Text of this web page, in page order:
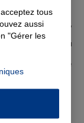
à Draguignan,
de l'assurance,
proximité grâce à
environs. Que
votre santé
qu'il vous faut.
moto
tous
aussi
"Gérer les